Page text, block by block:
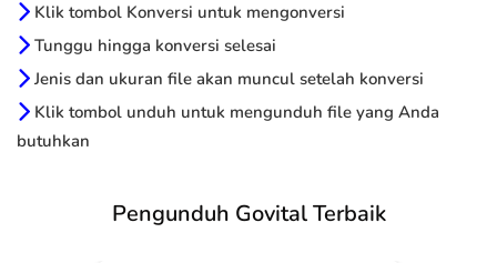
Klik tombol Konversi untuk mengonversi
Tunggu hingga konversi selesai
Jenis dan ukuran file akan muncul setelah konversi
Klik tombol unduh untuk mengunduh file yang Anda
butuhkan
Pengunduh Govital Terbaik